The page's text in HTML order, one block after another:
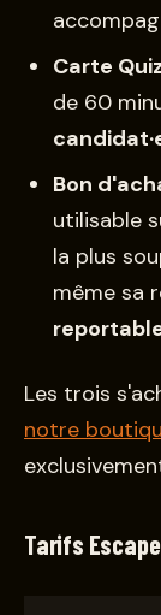
Carte
de 60
Bon
utilisable
la plus
même sa
Les trois
notre
Tarifs